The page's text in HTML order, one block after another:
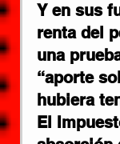
Y en sus
renta del
una
“aporte
hubiera
El